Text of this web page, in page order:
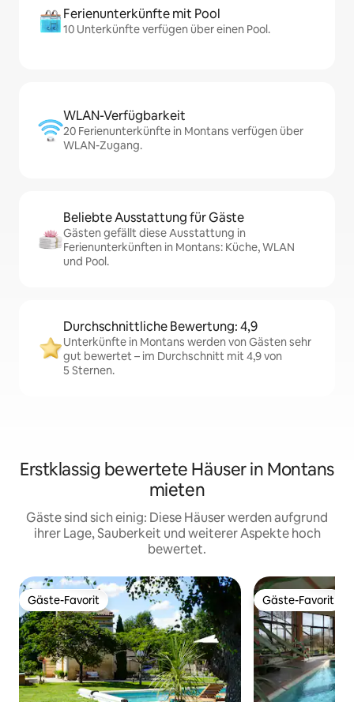
Ferienunterkünfte mit Pool
10 Unterkünfte verfügen über einen Pool.
WLAN-Verfügbarkeit
20 Ferienunterkünfte in Montans verfügen über
WLAN-Zugang.
Beliebte Ausstattung für Gäste
Gästen gefällt diese Ausstattung in
Ferienunterkünften in Montans: Küche, WLAN
und Pool.
Durchschnittliche Bewertung: 4,9
Unterkünfte in Montans werden von Gästen sehr
gut bewertet – im Durchschnitt mit 4,9 von
5 Sternen.
Erstklassig bewertete Häuser in Montans
mieten
Gäste sind sich einig: Diese Häuser werden aufgrund
ihrer Lage, Sauberkeit und weiterer Aspekte hoch
bewertet.
Gäste-Favorit
Gäste-Favorit Gäste-Favorit
Gäste-Favorit